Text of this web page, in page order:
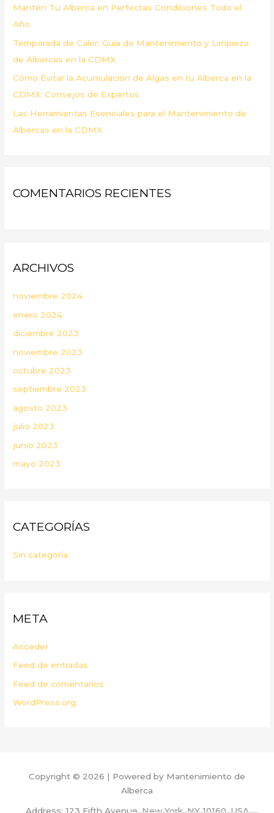
Mantén Tu Alberca en Perfectas Condiciones Todo el
Año
Temporada de Calor: Guía de Mantenimiento y Limpieza
de Albercas en la CDMX
Cómo Evitar la Acumulación de Algas en tu Alberca en la
CDMX: Consejos de Expertos
Las Herramientas Esenciales para el Mantenimiento de
Albercas en la CDMX
COMENTARIOS RECIENTES
ARCHIVOS
noviembre 2024
enero 2024
diciembre 2023
noviembre 2023
octubre 2023
septiembre 2023
agosto 2023
julio 2023
junio 2023
mayo 2023
CATEGORÍAS
Sin categoría
META
Acceder
Feed de entradas
Feed de comentarios
WordPress.org
Copyright © 2026 | Powered by Mantenimiento de
Alberca
Address: 123 Fifth Avenue, New York, NY 10160, USA